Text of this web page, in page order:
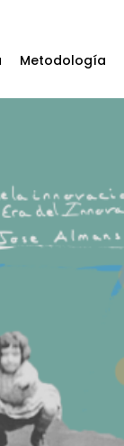
Metodología